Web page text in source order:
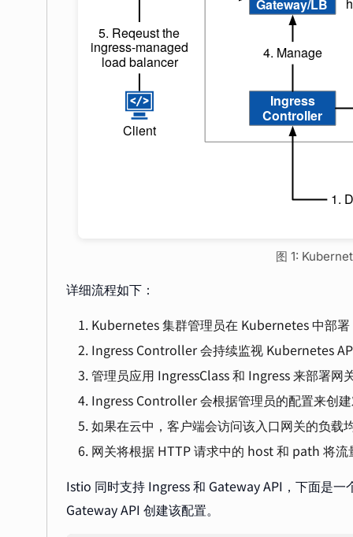
图 1:
详细流程如下：
Kubernetes 集群管理员在 Kubernetes 中部
Ingress Controller 会持续监视 Kubernetes
管理员应用 IngressClass 和 Ingress 来部署网
Ingress Controller 会根据管理员的配置来创
如果在云中，客户端会访问该入口网关的负载
网关将根据 HTTP 请求中的 host 和 path 将
Istio 同时支持 Ingress 和 Gateway API，下面是
Gateway API 创建该配置。